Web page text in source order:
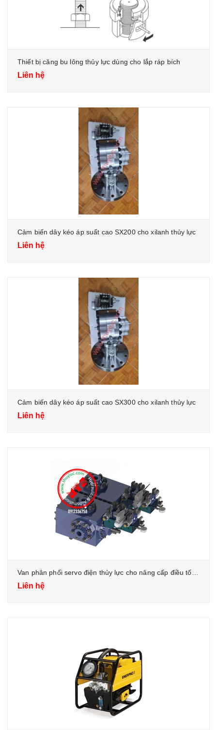
Thiết bị căng bu lông thủy lực dùng cho lắp ráp bích
Liên hệ
Cảm biến dây kéo áp suất cao SX200 cho xilanh thủy lực
Liên hệ
Cảm biến dây kéo áp suất cao SX300 cho xilanh thủy lực
Liên hệ
Liên hệ